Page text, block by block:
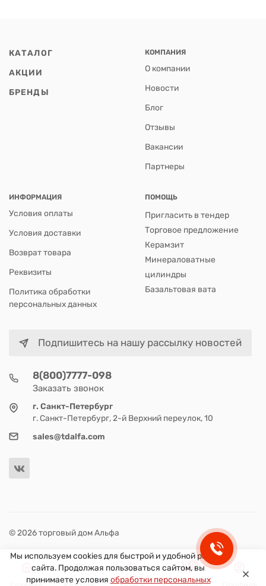
КАТАЛОГ
АКЦИИ
БРЕНДЫ
КОМПАНИЯ
О компании
Новости
Блог
Отзывы
Вакансии
Партнеры
ИНФОРМАЦИЯ
Условия оплаты
Условия доставки
Возврат товара
Реквизиты
Политика обработки
персональных данных
ПОМОЩЬ
Пригласить в тендер
Торговое предложение
Керамзит
Минераловатные
цилиндры
Базальтовая вата
Подпишитесь на нашу рассылку новостей
8(800)7777-098
Заказать звонок
г. Санкт-Петербург
г. Санкт-Петербург, 2-й Верхний переулок, 10
sales@tdalfa.com
© 2026 торговый дом Альфа
Мы используем cookies для быстрой и удобной работы
сайта. Продолжая пользоваться сайтом, вы
принимаете условия обработки персональных
0